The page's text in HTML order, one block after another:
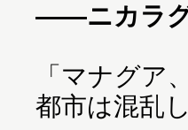
――ニカラグ
「マナグア
都市は混乱